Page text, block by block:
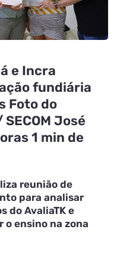
e Incra
fundiária
Foto do
José
1 min de
reunião de
para analisar
do AvaliaTK e
o ensino na zona